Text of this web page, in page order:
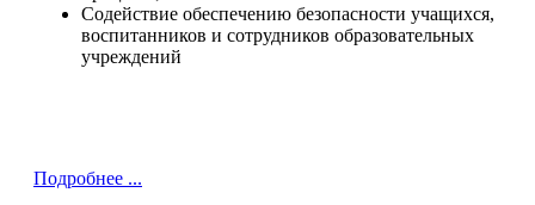
Содействие обеспечению безопасности учащихся,
воспитанников и сотрудников образовательных
учреждений
Подробнее ...